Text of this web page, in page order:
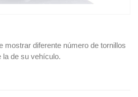
mostrar diferente número de tornillos
la de su vehículo.